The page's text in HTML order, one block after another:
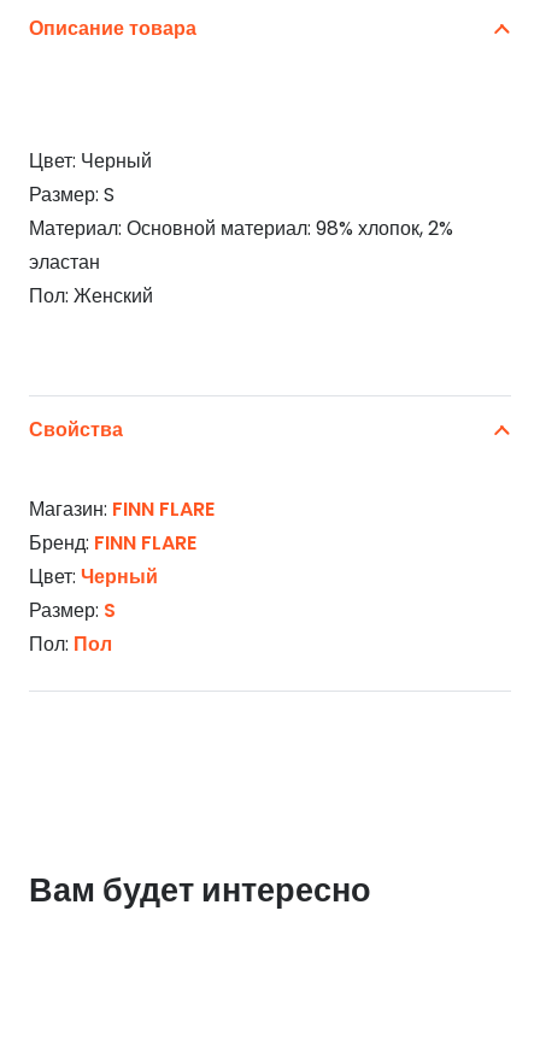
Описание товара
Цвет: Черный
Размер: S
Материал: Основной материал: 98% хлопок, 2%
эластан
Пол: Женский
Свойства
Магазин: FINN FLARE
Бренд: FINN FLARE
Цвет: Черный
Размер: S
Пол: Пол
Вам будет интересно